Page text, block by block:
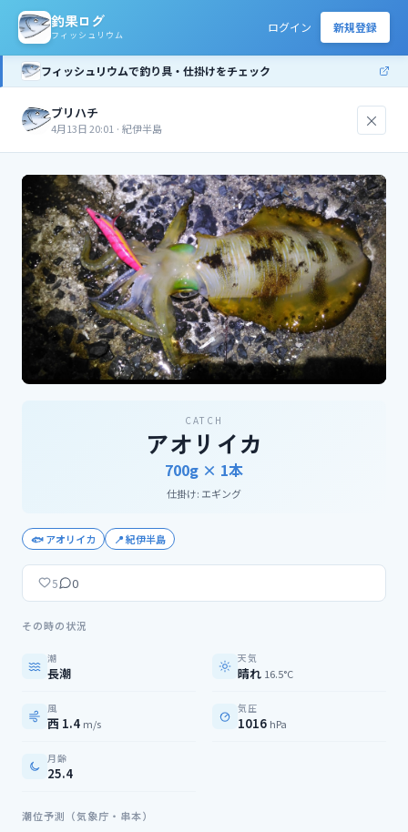
釣果ログ
フィッシュリウム
ログイン 新規登録
フィッシュリウムで釣り具・仕掛けをチェック
ブリハチ
4月13日 20:01 · 紀伊半島 ×
CATCH
アオリイカ
700g × 1本
仕掛け: エギング
🐟アオリイカ 📍紀伊半島
5 0
その時の状況
潮
長潮
天気
晴れ 16.5°C
風
西 1.4 m/s
気圧
1016 hPa
月齢
25.4
潮位予測（気象庁・串本）